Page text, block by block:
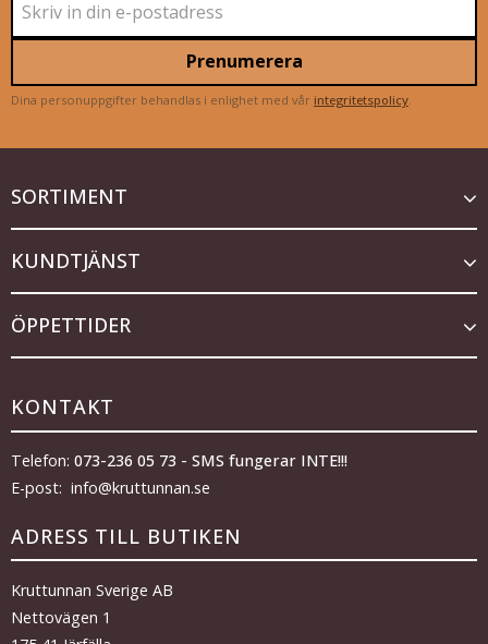
Prenumerera
Dina personuppgifter behandlas i enlighet med vår integritetspolicy
SORTIMENT
KUNDTJÄNST
ÖPPETTIDER
KONTAKT
Telefon: 073-236 05 73 - SMS fungerar INTE!!!
E-post: info@kruttunnan.se
ADRESS TILL BUTIKEN
Kruttunnan Sverige AB
Nettovägen 1